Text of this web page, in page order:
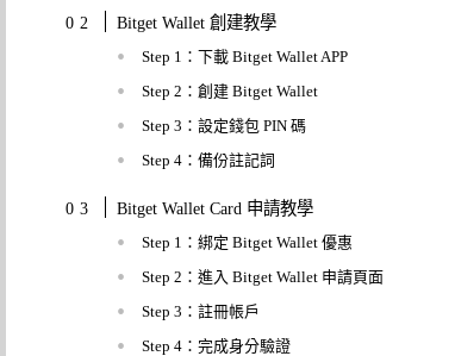
Bitget Wallet 創建教學
Step 1：下載 Bitget Wallet APP
Step 2：創建 Bitget Wallet
Step 3：設定錢包 PIN 碼
Step 4：備份註記詞
Bitget Wallet Card 申請教學
Step 1：綁定 Bitget Wallet 優惠
Step 2：進入 Bitget Wallet 申請頁面
Step 3：註冊帳戶
Step 4：完成身分驗證